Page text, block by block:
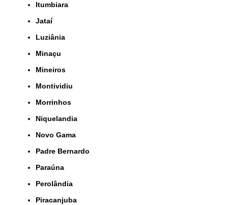
Itumbiara
Jataí
Luziânia
Minaçu
Mineiros
Montividiu
Morrinhos
Niquelandia
Novo Gama
Padre Bernardo
Paraúna
Perolândia
Piracanjuba